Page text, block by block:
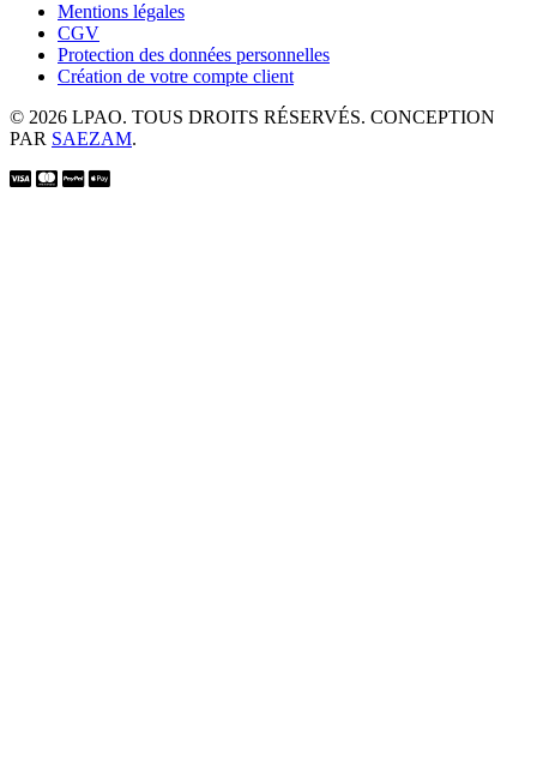
Mentions légales
CGV
Protection des données personnelles
Création de votre compte client
© 2026 LPAO. TOUS DROITS RÉSERVÉS. CONCEPTION
PAR SAEZAM.